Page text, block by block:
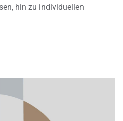
hin zu individuellen